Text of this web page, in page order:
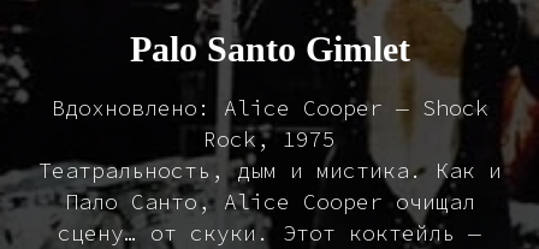
Palo Santo Gimlet
Вдохновлено: Alice Cooper — Shock
Rock, 1975
Театральность, дым и мистика. Как и
Пало Санто, Alice Cooper очищал
сцену… от скуки. Этот коктейль —